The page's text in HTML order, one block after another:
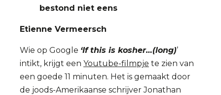
bestond niet eens
Etienne Vermeersch
Wie op Google ‘If this is kosher…(long)’
intikt, krijgt een Youtube-filmpje te zien van
een goede 11 minuten. Het is gemaakt door
de joods-Amerikaanse schrijver Jonathan